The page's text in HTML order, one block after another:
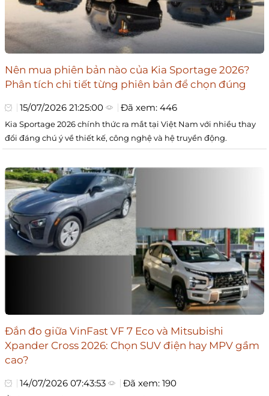
Nên mua phiên bản nào của Kia Sportage 2026?
Phân tích chi tiết từng phiên bản để chọn đúng
15/07/2026 21:25:00 Đã xem: 446
Kia Sportage 2026 chính thức ra mắt tại Việt Nam với nhiều thay
đổi đáng chú ý về thiết kế, công nghệ và hệ truyền động.
Đắn đo giữa VinFast VF 7 Eco và Mitsubishi
Xpander Cross 2026: Chọn SUV điện hay MPV gầm
cao?
14/07/2026 07:43:53 Đã xem: 190